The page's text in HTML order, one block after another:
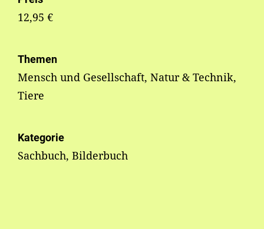
12,95 €
Themen
Mensch und Gesellschaft, Natur & Technik,
Tiere
Kategorie
Sachbuch, Bilderbuch